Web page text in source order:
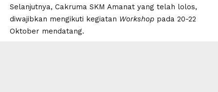
Selanjutnya, Cakruma SKM Amanat yang telah lolos,
diwajibkan mengikuti kegiatan Workshop pada 20-22
Oktober mendatang.